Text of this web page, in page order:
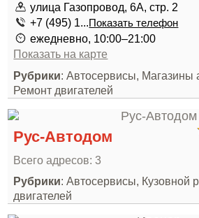
улица Газопровод, 6А, стр. 2
+7 (495) 1...Показать телефон
ежедневно, 10:00–21:00
Показать на карте
Рубрики: Автосервисы, Магазины
Ремонт двигателей
Рус-Автодом
Всего адресов: 3
Рубрики: Автосервисы, Кузовной
двигателей